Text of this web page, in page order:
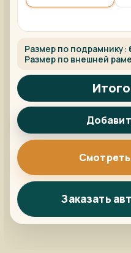
Размер по подрамнику:
Размер по внешней
Заказать